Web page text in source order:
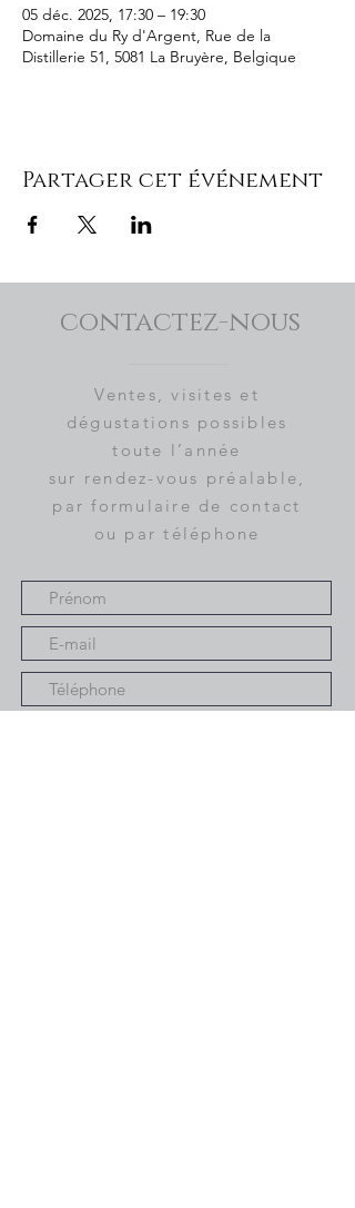
05 déc. 2025, 17:30 – 19:30
Domaine du Ry d'Argent, Rue de la
Distillerie 51, 5081 La Bruyère, Belgique
Partager cet événement
contactez-nous
Ventes, visites et
dégustations possibles
toute l’année
sur rendez-vous préalable,
par formulaire de contact
ou par téléphone